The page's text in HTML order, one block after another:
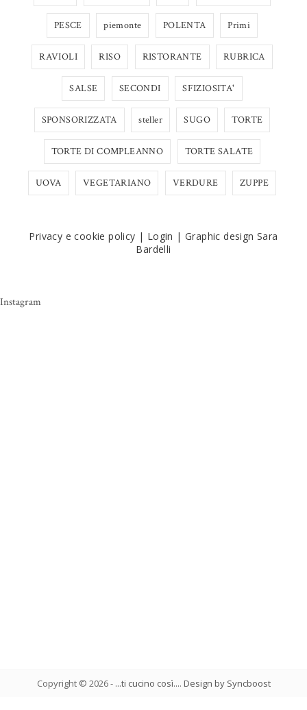
PESCE piemonte POLENTA Primi
RAVIOLI RISO RISTORANTE RUBRICA
SALSE SECONDI SFIZIOSITA'
SPONSORIZZATA steller SUGO TORTE
TORTE DI COMPLEANNO TORTE SALATE
UOVA VEGETARIANO VERDURE ZUPPE
Privacy e cookie policy | Login | Graphic design Sara
Bardelli
Instagram
Copyright © 2026- ...ti cucino così.... Design by Syncboost